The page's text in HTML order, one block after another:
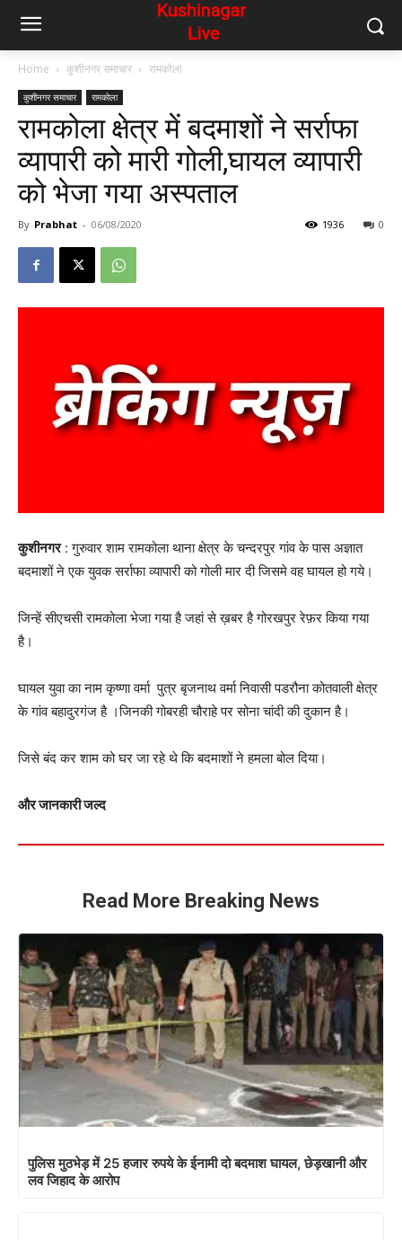
Home कुशीनगर समाचार रामकोला
कुशीनगर समाचार रामकोला
रामकोला क्षेत्र में बदमाशों ने सर्राफा
व्यापारी को मारी गोली,घायल व्यापारी
को भेजा गया अस्पताल
By Prabhat - 06/08/2020 0
1936
कुशीनगर: गुरुवार शाम रामकोला थाना क्षेत्र के चन्दरपुर गांव के पास अज्ञात
बदमाशों ने एक युवक सर्राफा व्यापारी को गोली मार दी जिसमे वह घायल हो गये।
जिन्हें सीएचसी रामकोला भेजा गया है जहां से ख़बर है गोरखपुर रेफ़र किया गया
है।
घायल युवा का नाम कृष्णा वर्मा पुत्र बृजनाथ वर्मा निवासी पडरौना कोतवाली क्षेत्र
के गांव बहादुरगंज है ।जिनकी गोबरही चौराहे पर सोना चांदी की दुकान है।
जिसे बंद कर शाम को घर जा रहे थे कि बदमाशों ने हमला बोल दिया।
और जानकारी जल्द
Read More Breaking News
पुलिस मुठभेड़ में 25 हजार रुपये के ईनामी दो बदमाश घायल, छेड़खानी और
लव जिहाद के आरोप